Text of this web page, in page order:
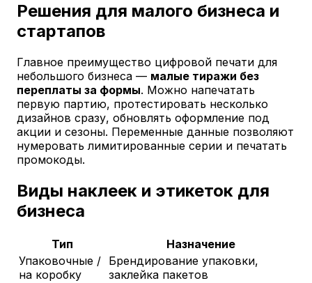
Решения для малого бизнеса и
стартапов
Главное преимущество цифровой печати для
небольшого бизнеса — малые тиражи без
переплаты за формы. Можно напечатать
первую партию, протестировать несколько
дизайнов сразу, обновлять оформление под
акции и сезоны. Переменные данные позволяют
нумеровать лимитированные серии и печатать
промокоды.
Виды наклеек и этикеток для
бизнеса
Тип
Назначение
Упаковочные /
на коробку
Брендирование упаковки,
заклейка пакетов